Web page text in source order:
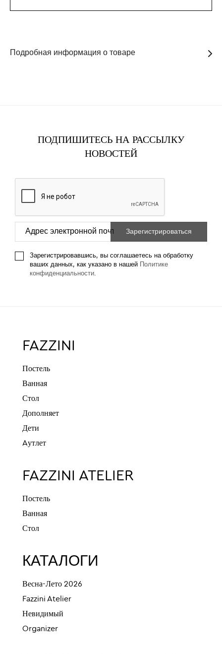
Подробная информация о товаре
ПОДПИШИТЕСЬ НА РАССЫЛКУ
НОВОСТЕЙ
Зарегистрировавшись, вы соглашаетесь на обработку
ваших данных, как указано в нашей
Политике
конфиденциальности.
FAZZINI
Постель
Ванная
Стол
Дополняет
Дети
Aутлет
FAZZINI ATELIER
Постель
Ванная
Стол
КАТАЛОГИ
Весна-Лето 2026
Fazzini Atelier
Невидимый
Organizer